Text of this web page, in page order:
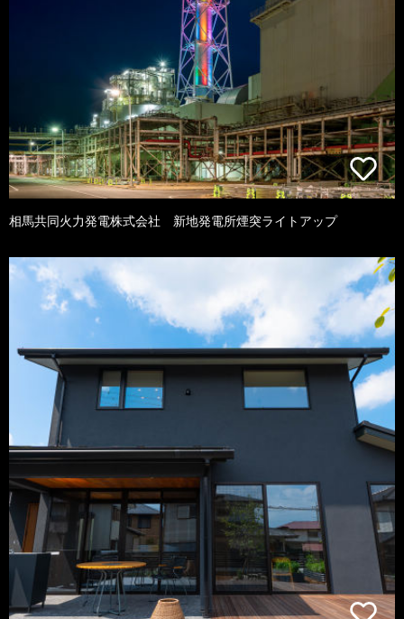
相馬共同火力発電株式会社 新地発電所煙突ライトアップ